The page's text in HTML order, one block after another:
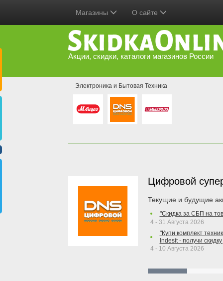
Магазины О сайте
Акции, скидки, каталоги магазинов России
Электроника и Бытовая Техника
Цифровой
Текущие и будущие
"Скидка за СБП на
4 - 31 Августа 2026
"Купи комплект
Indesit - получи
4 - 10 Августа 2026